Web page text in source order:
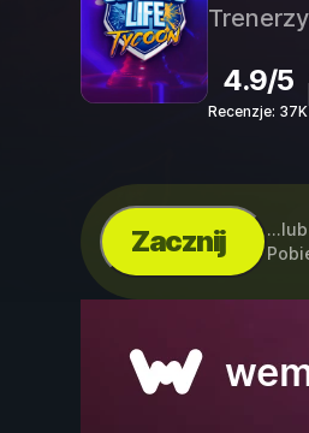
4.9/5
Recenzje: 37K
Zacznij